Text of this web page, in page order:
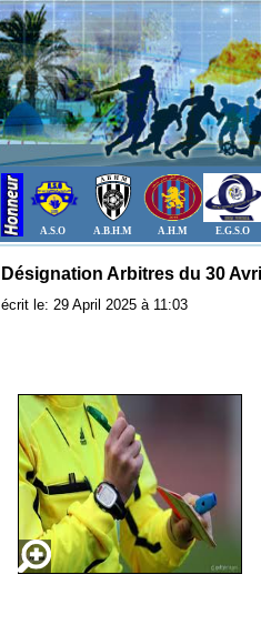
A.S.O A.B.H.M A.H.M E.G.S.O
Désignation Arbitres du 30
écrit le: 29 April 2025 à 11:03